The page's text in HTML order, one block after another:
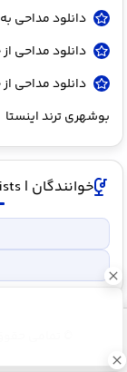
دانلود مداحی
دانلود مداحی
دانلود مداحی
بوشهری ترند اینستا
خوانندگان | Artists
© تمامی